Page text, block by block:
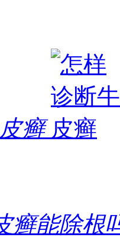
癣
癣能除根